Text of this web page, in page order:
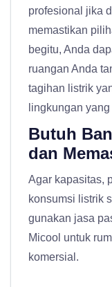
profesional jika
memastikan
begitu, Anda
ruangan Anda
tagihan listrik
lingkungan
Butuh
dan
Agar kapasitas,
konsumsi listrik
gunakan jasa
Micool untuk
komersial.